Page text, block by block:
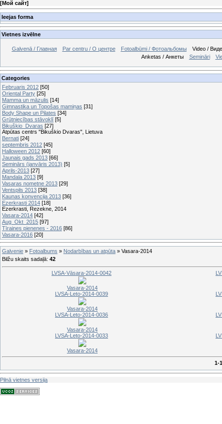
[Мой сайт]
Ieejas forma
Vietnes izvēlne
Galvenā / Главная Par centru / О центре Fotoalbūmi / Фотоальбомы
Video /
Anketas / Анкеты
Semināri
Categories
Februaris 2012 [50]
Oriental Party [25]
Mamma un māzulis [14]
Gimnastika un Topošas mamiņas [31]
Body Shape un Pilates [34]
Grūtniecības stāvoklī [5]
Bikuškio_Dvaras [27]
Atpūtas centrs "Bikuškio Dvaras", Lietuva
Bernati [24]
septembris 2012 [45]
Halloween 2012 [60]
Jaunais gads 2013 [66]
Seminārs (janvāris 2013) [5]
Aprils-2013 [27]
Mandala 2013 [9]
Vasaras nometne 2013 [29]
Ventspils 2013 [38]
Kaunas konvencija 2013 [36]
Ezerkrasti 2014 [18]
Ezerkrasti, Rezekne, 2014
Vasara-2014 [42]
Aug_Okt_2015 [97]
Tīraines pienenes - 2016 [86]
Vasara-2016 [20]
Galvenie » Fotoalbums » Nodarbības un atpūta » Vasara-2014
Bilžu skaits sadaļā: 42
LVSA-Vāsara-2014-0042
Vasara-2014
LVSA-Leto-2014-0039
Vasara-2014
LVSA-Leto-2014-0036
Vasara-2014
LVSA-Leto-2014-0033
Vasara-2014
1-
Pilnā vietnes versija